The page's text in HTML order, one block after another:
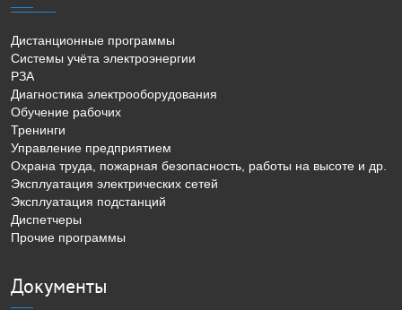
Дистанционные программы
Системы учёта электроэнергии
РЗА
Диагностика электрооборудования
Обучение рабочих
Тренинги
Управление предприятием
Охрана труда, пожарная безопасность, работы на высоте и др.
Эксплуатация электрических сетей
Эксплуатация подстанций
Диспетчеры
Прочие программы
Документы